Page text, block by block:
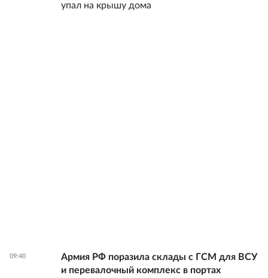
упал на крышу дома
09:40
Армия РФ поразила склады с ГСМ для ВСУ
и перевалочный комплекс в портах